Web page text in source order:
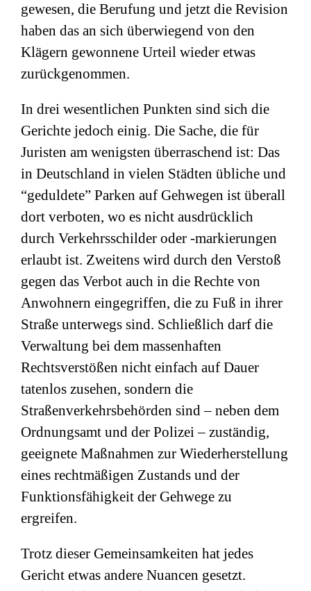
gewesen, die Berufung und jetzt die Revision
haben das an sich überwiegend von den
Klägern gewonnene Urteil wieder etwas
zurückgenommen.
In drei wesentlichen Punkten sind sich die
Gerichte jedoch einig. Die Sache, die für
Juristen am wenigsten überraschend ist: Das
in Deutschland in vielen Städten übliche und
“geduldete” Parken auf Gehwegen ist überall
dort verboten, wo es nicht ausdrücklich
durch Verkehrsschilder oder -markierungen
erlaubt ist. Zweitens wird durch den Verstoß
gegen das Verbot auch in die Rechte von
Anwohnern eingegriffen, die zu Fuß in ihrer
Straße unterwegs sind. Schließlich darf die
Verwaltung bei dem massenhaften
Rechtsverstößen nicht einfach auf Dauer
tatenlos zusehen, sondern die
Straßenverkehrsbehörden sind – neben dem
Ordnungsamt und der Polizei – zuständig,
geeignete Maßnahmen zur Wiederherstellung
eines rechtmäßigen Zustands und der
Funktionsfähigkeit der Gehwege zu
ergreifen.
Trotz dieser Gemeinsamkeiten hat jedes
Gericht etwas andere Nuancen gesetzt.